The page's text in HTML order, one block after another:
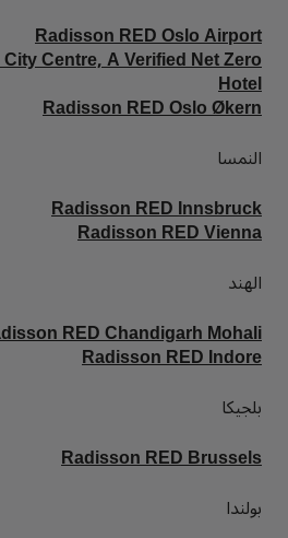
Radisson RED Oslo Airport
Centre, A Verified Net Zero
Hotel
Radisson RED Oslo Økern
النمسا
Radisson RED Innsbruck
Radisson RED Vienna
الهند
RED Chandigarh Mohali
Radisson RED Indore
بلجيكا
Radisson RED Brussels
بولندا